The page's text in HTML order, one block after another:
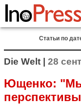
Статьи по
Die Welt | 28
Ющенко: